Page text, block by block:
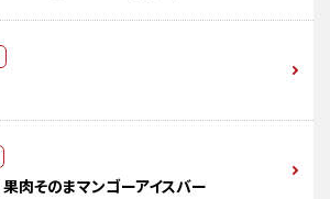
肉そのまマンゴーアイスバー